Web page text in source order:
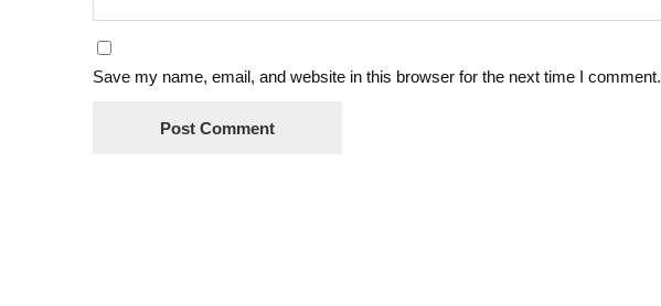
Save my name, email, and website in this browser for the next time I comment.